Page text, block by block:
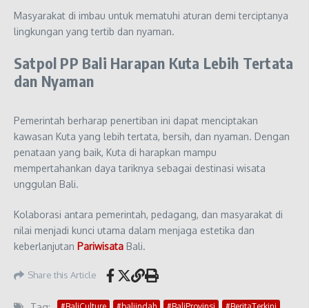
Masyarakat di imbau untuk mematuhi aturan demi terciptanya
lingkungan yang tertib dan nyaman.
Satpol PP Bali Harapan Kuta Lebih Tertata
dan Nyaman
Pemerintah berharap penertiban ini dapat menciptakan
kawasan Kuta yang lebih tertata, bersih, dan nyaman. Dengan
penataan yang baik, Kuta di harapkan mampu
mempertahankan daya tariknya sebagai destinasi wisata
unggulan Bali.
Kolaborasi antara pemerintah, pedagang, dan masyarakat di
nilai menjadi kunci utama dalam menjaga estetika dan
keberlanjutan Pariwisata Bali.
Share this Article